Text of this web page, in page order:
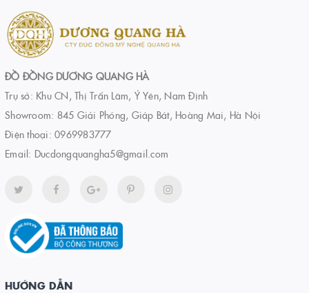
ĐỒ ĐỒNG DƯƠNG QUANG HÀ
Trụ sở: Khu CN, Thị Trấn Lâm, Ý Yên, Nam Định
Showroom: 845 Giải Phóng, Giáp Bát, Hoàng Mai, Hà Nội
Điện thoại: 0969983777
Email: Ducdongquangha5@gmail.com
HƯỚNG DẪN